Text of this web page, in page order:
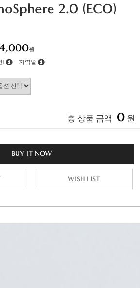
2.0 (ECO)
원
) 지역별
총 상품 금액 0 원
BUY IT NOW
WISH LIST